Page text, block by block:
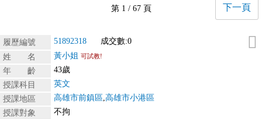
第 1 / 67 頁 下一頁
履歷編號 51892318
成交數:0
姓 名
黃小姐 可試教!
年 齡
43歲
授課科目
英文
授課地區
高雄市前鎮區 高雄市小港區
授課對象
不拘